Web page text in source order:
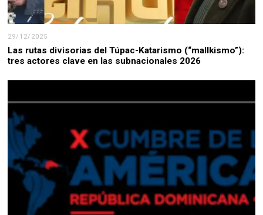
29/12/2025
Las rutas divisorias del Túpac-Katarismo (“mallkismo”):
tres actores clave en las subnacionales 2026